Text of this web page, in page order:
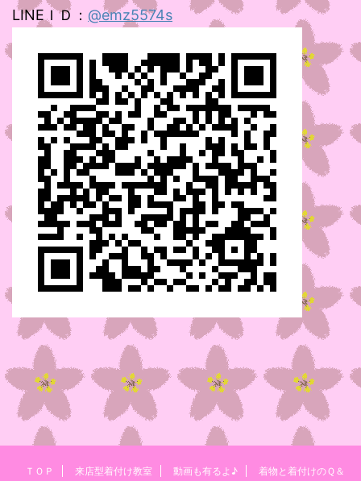
LINEＩＤ： @emz5574s
ＴＯＰ 来店型着付け教室 動画も有るよ♪ 着物と着付けのＱ＆